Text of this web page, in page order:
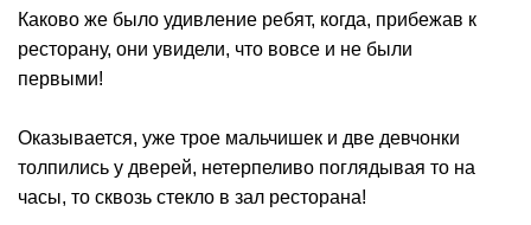
Каково же было удивление ребят, когда, прибежав к
ресторану, они увидели, что вовсе и не были
первыми!
Оказывается, уже трое мальчишек и две девчонки
толпились у дверей, нетерпеливо поглядывая то на
часы, то сквозь стекло в зал ресторана!